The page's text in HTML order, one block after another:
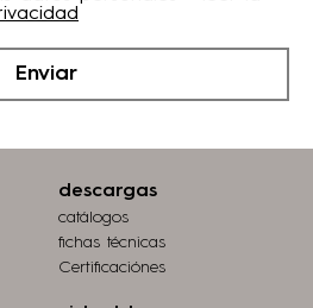
Enviar
descargas
catálogos
fichas técnicas
Certificaciónes